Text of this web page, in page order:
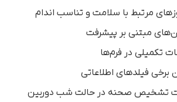
مرتبط با سلامت و تناسب اندام
مبتنی بر پیشرفت
تکمیلی در فرم‌ها
برخی فیلدهای اطلاعاتی
تشخیص صحنه در حالت شب دوربین